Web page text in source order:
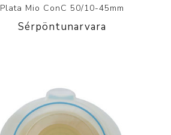
Plata Mio ConC 50/10-45mm
Sérpöntunarvara